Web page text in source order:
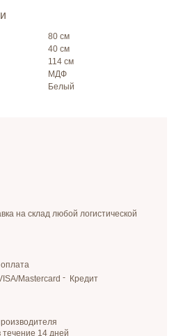
80 см
40 см
114 см
МДФ
Белый
на склад любой логистической
Mastercard
Кредит
14 дней